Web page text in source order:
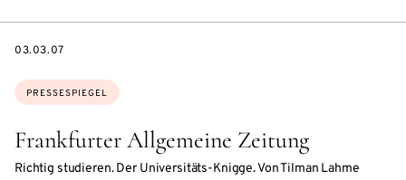
Frankfurter Allgemeine Zeitung
Richtig studieren. Der Universitäts-Knigge. Von Tilman Lahme
Themen:
PRESSESPIEGEL
DATE
03.03.07